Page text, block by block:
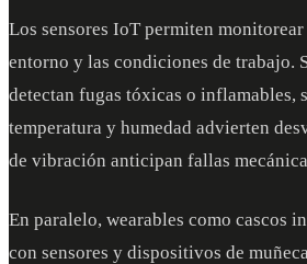
Los sensores IoT permiten
entorno y las condiciones de trabajo.
detectan fugas tóxicas o inflamables,
temperatura y humedad advierten
de vibración anticipan fallas
En paralelo, wearables como cascos
con sensores y dispositivos de